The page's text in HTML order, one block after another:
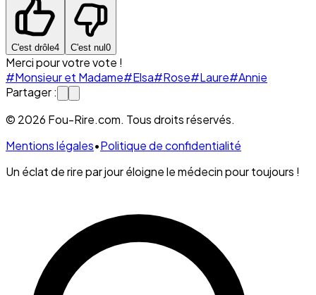
C'est drôle4 C'est nul0
Merci pour votre vote !
#Monsieur et Madame#Elsa#Rose#Laure#Annie
Partager :
© 2026 Fou-Rire.com. Tous droits réservés.
Mentions légales•Politique de confidentialité
Un éclat de rire par jour éloigne le médecin pour toujours !